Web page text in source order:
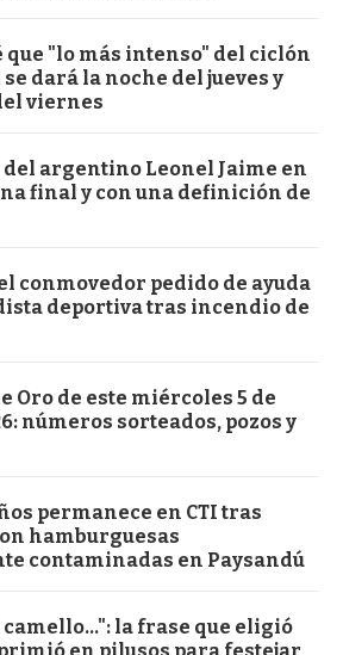
que "lo más intenso" del ciclón
dará la noche del jueves y
viernes
argentino Leonel Jaime en
final y con una definición de
conmovedor pedido de ayuda
deportiva tras incendio de
Oro de este miércoles 5 de
números sorteados, pozos y
permanece en CTI tras
hamburguesas
contaminadas en Paysandú
la frase que eligió